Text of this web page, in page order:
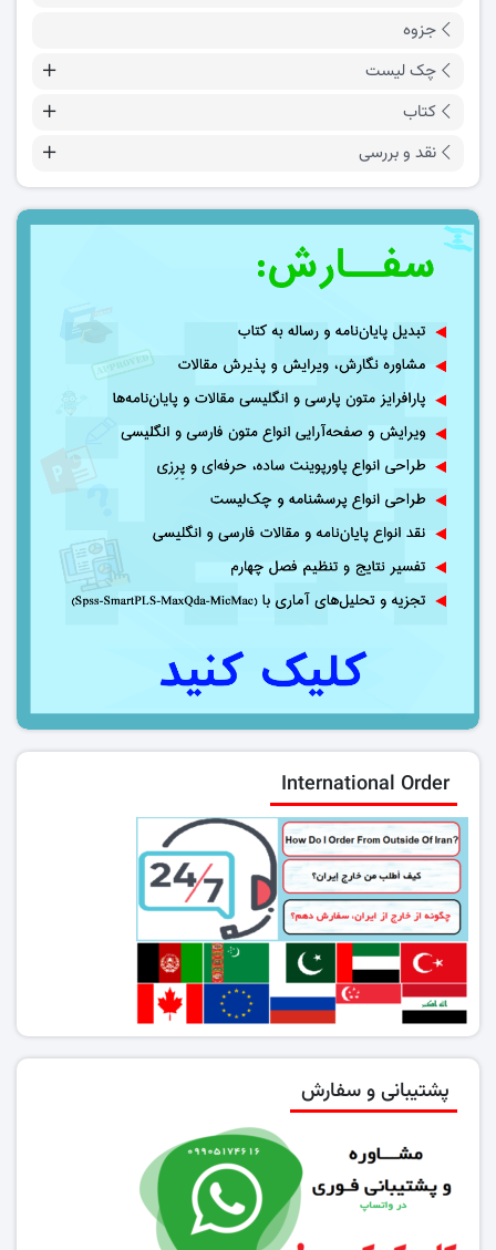
جزوه
چک لیست
کتاب
نقد و بررسی
International Order
پشتیبانی و سفارش